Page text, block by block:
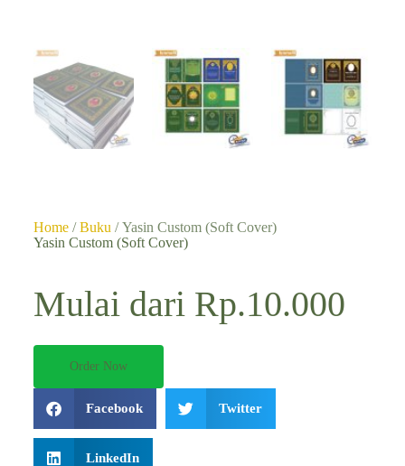
Home/Buku / Yasin Custom (Soft Cover)
Yasin Custom (Soft Cover)
Mulai dari Rp.10.000
Order Now
Facebook Twitter
LinkedIn